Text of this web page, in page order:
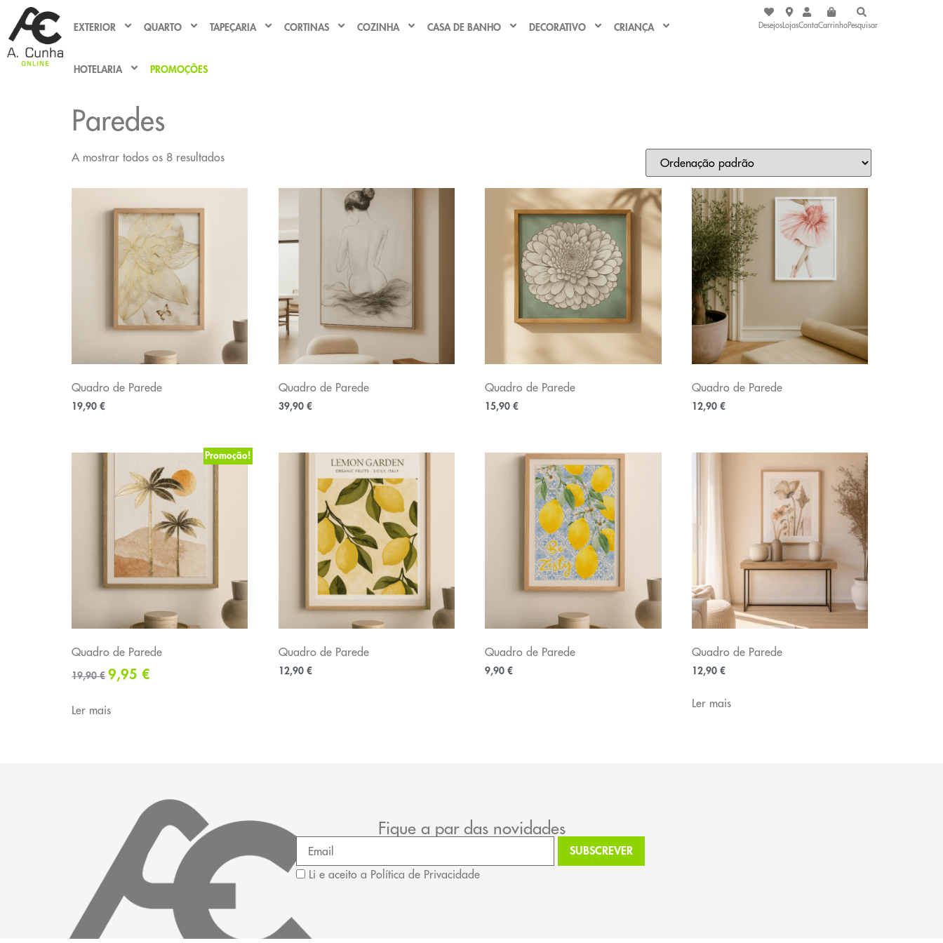
EXTERIOR QUARTO TAPEÇARIA CORTINAS COZINHA CASA DE BANHO DECORATIVO CRIANÇA
HOTELARIA PROMOÇÕES
DesejosLojasContaCarrinhoPesquisar
Paredes
A mostrar todos os 8 resultados
Quadro de Parede
19,90 €
Quadro de Parede
39,90 €
Quadro de Parede
15,90€
Quadro de Parede
12,90€
Promoção!
Quadro de Parede
19,90€ 9,95 €
Ler mais
Quadro de Parede
12,90 €
Quadro de Parede
9,90€
Quadro de Parede
12,90€
Ler mais
Fique a par das novidades
Li e aceito a Política de Privacidade